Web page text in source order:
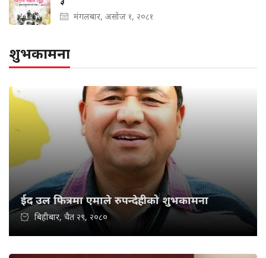
मंगलबार, असोज १, २०८१
शुभकामना
ईद उल फित्रमा एमाले रुपन्देहीको शुभकामना
बिहीबार, चैत २९, २०८०